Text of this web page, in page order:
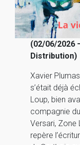
(02/06/2026
Distribution)
Xavier
s’était déjà
Loup, bien
compagnie
Versari, Zone
repère